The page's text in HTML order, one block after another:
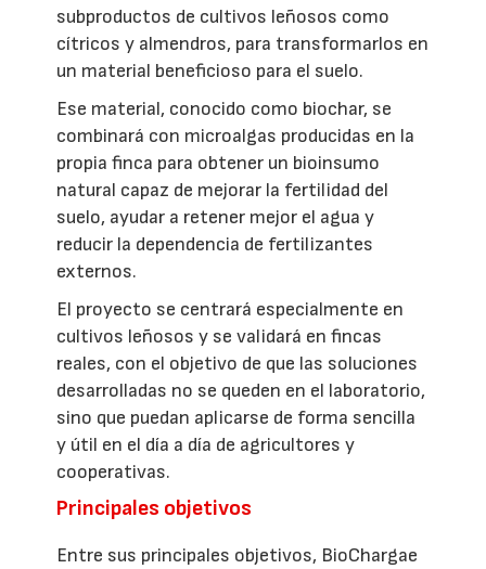
subproductos de cultivos leñosos como
cítricos y almendros, para transformarlos en
un material beneficioso para el suelo.
Ese material, conocido como biochar, se
combinará con microalgas producidas en la
propia finca para obtener un bioinsumo
natural capaz de mejorar la fertilidad del
suelo, ayudar a retener mejor el agua y
reducir la dependencia de fertilizantes
externos.
El proyecto se centrará especialmente en
cultivos leñosos y se validará en fincas
reales, con el objetivo de que las soluciones
desarrolladas no se queden en el laboratorio,
sino que puedan aplicarse de forma sencilla
y útil en el día a día de agricultores y
cooperativas.
Principales objetivos
Entre sus principales objetivos, BioChargae